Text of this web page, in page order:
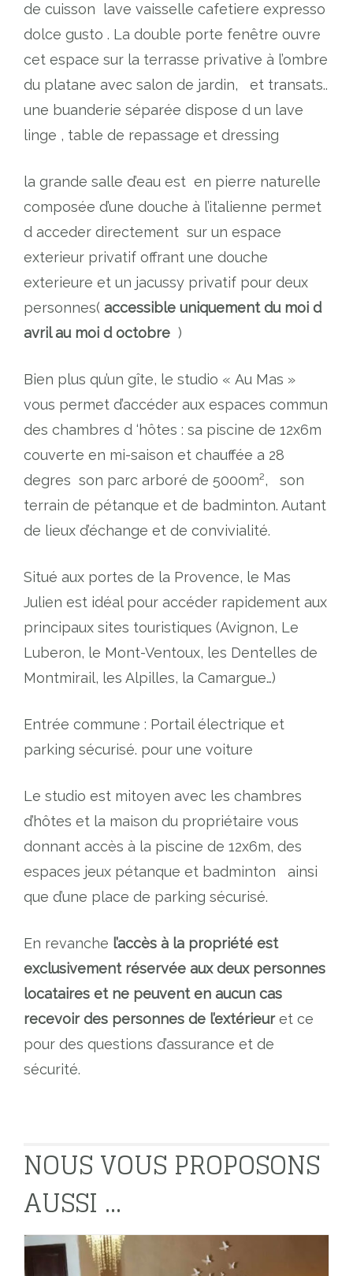
de cuisson lave vaisselle cafetiere expresso
dolce gusto . La double porte fenêtre ouvre
cet espace sur la terrasse privative à l’ombre
du platane avec salon de jardin, et transats..
une buanderie séparée dispose d un lave
linge , table de repassage et dressing
la grande salle d’eau est en pierre naturelle
composée d’une douche à l’italienne permet
d acceder directement sur un espace
exterieur privatif offrant une douche
exterieure et un jacussy privatif pour deux
personnes( accessible uniquement du moi d
avril au moi d octobre )
Bien plus qu’un gîte, le studio « Au Mas »
vous permet d’accéder aux espaces commun
des chambres d ‘hôtes : sa piscine de 12x6m
couverte en mi-saison et chauffée a 28
degres son parc arboré de 5000m², son
terrain de pétanque et de badminton. Autant
de lieux d’échange et de convivialité.
Situé aux portes de la Provence, le Mas
Julien est idéal pour accéder rapidement aux
principaux sites touristiques (Avignon, Le
Luberon, le Mont-Ventoux, les Dentelles de
Montmirail, les Alpilles, la Camargue…)
Entrée commune : Portail électrique et
parking sécurisé. pour une voiture
Le studio est mitoyen avec les chambres
d’hôtes et la maison du propriétaire vous
donnant accès à la piscine de 12x6m, des
espaces jeux pétanque et badminton ainsi
que d’une place de parking sécurisé.
En revanche l’accès à la propriété est
exclusivement réservée aux deux personnes
locataires et ne peuvent en aucun cas
recevoir des personnes de l’extérieuret ce
pour des questions d’assurance et de
sécurité.
NOUS VOUS PROPOSONS
AUSSI ...